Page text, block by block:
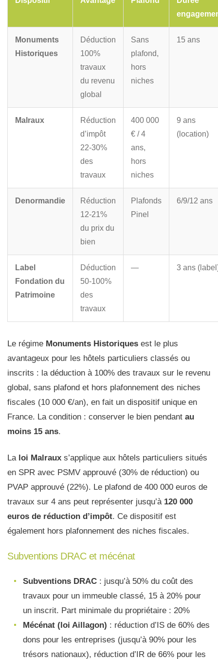
Monuments
Historiques
Déduction
100%
travaux
du revenu
global
Sans
plafond,
hors
niches
15 ans
Malraux
Réduction
d’impôt
22-30%
des
travaux
400 000
€ / 4
ans,
hors
niches
9 ans
(location)
Denormandie
Réduction
12-21%
du prix du
bien
Plafonds
Pinel
6/9/12 ans
Label
Fondation du
Patrimoine
Déduction
50-100%
des
travaux
— 3 ans
Le régime Monuments Historiques est le plus
avantageux pour les hôtels particuliers classés ou
inscrits : la déduction à 100% des travaux sur le revenu
global, sans plafond et hors plafonnement des niches
fiscales (10 000 €/an), en fait un dispositif unique en
France. La condition : conserver le bien pendant au
moins 15 ans.
La loi Malraux s’applique aux hôtels particuliers situés
en SPR avec PSMV approuvé (30% de réduction) ou
PVAP approuvé (22%). Le plafond de 400 000 euros de
travaux sur 4 ans peut représenter jusqu’à 120 000
euros de réduction d’impôt. Ce dispositif est
également hors plafonnement des niches fiscales.
Subventions DRAC et mécénat
Subventions DRAC : jusqu’à 50% du coût des
travaux pour un immeuble classé, 15 à 20% pour
un inscrit. Part minimale du propriétaire : 20%
Mécénat (loi Aillagon) : réduction d’IS de 60% des
dons pour les entreprises (jusqu’à 90% pour les
trésors nationaux), réduction d’IR de 66% pour les